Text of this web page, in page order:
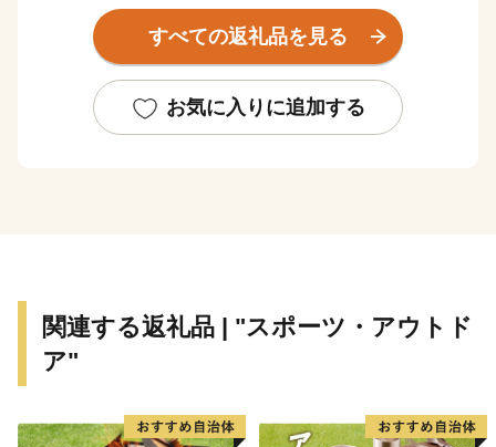
生と星空観測の名所として知られているほか、山の北側
斜面に広がる「めえめえ牧場」では約60頭の羊を放牧し
います。
また、山添村には、巨石や巨岩がたくさんあり、それら
すべての返礼品を見る
お気に入りに追加する
関連する返礼品 | "スポーツ・アウトド
ア"